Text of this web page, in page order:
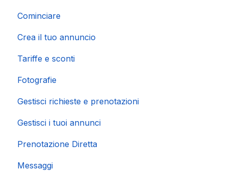
Cominciare
Crea il tuo annuncio
Tariffe e sconti
Fotografie
Gestisci richieste e prenotazioni
Gestisci i tuoi annunci
Prenotazione Diretta
Messaggi